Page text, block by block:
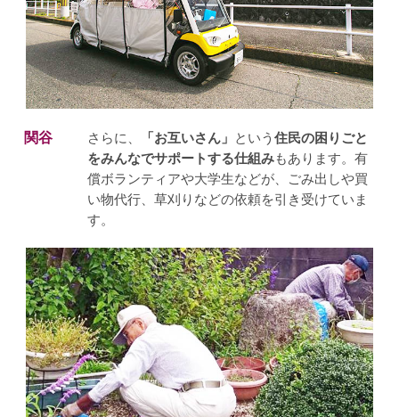
関谷 さらに、 「お互いさん」 という住民の困りごと
をみんなでサポートする仕組みもあります。有
償ボランティアや大学生などが、ごみ出しや買
い物代行、草刈りなどの依頼を引き受けていま
す。